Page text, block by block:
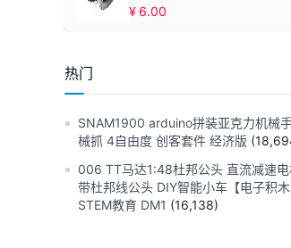
¥ 6.00
热门
SNAM1900 arduino拼装亚克力机械
械抓 4自由度 创客套件 经济版
006 TT马达1:48杜邦公头 直流减速
带杜邦线公头 DIY智能小车【电子积木
STEM教育 DM1 (16,138)